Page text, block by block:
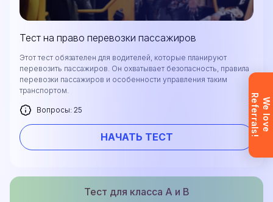
Тест на право перевозки пассажиров
Этот тест обязателен для водителей, которые планируют
перевозить пассажиров. Он охватывает безопасность, правила
перевозки пассажиров и особенности управления таким
транспортом.
Вопросы: 25
НАЧАТЬ ТЕСТ
Тест для класса А и В
поддержка доступна на английском,
украинском и русском языках.
Запрос отправлен
Заявка отправлена. Мы скоро
свяжемся с вами, чтобы ответить на
Не хотите ждать?
Ознакомьтесь
W
e
l
o
v
e
Re
f
e
r
r
a
l
s
!